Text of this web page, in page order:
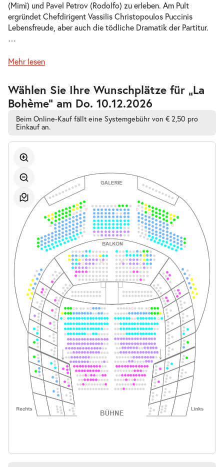
La Bohème-
19:30–21:45 Uhr
La Bohème
So.
La Bohème-
So.
27.12.2026
So. 27.12.2026
15:00–17:15 Uhr
Tickets
La Bohème-
Fr.
08.01.2027
Fr. 08.01.2027
19:30–21:45 Uhr
Tickets
La Bohème
(Mimì) und Pavel Petrov (Rodolfo) zu erleben. Am Pult
ergründet Chefdirigent Vassilis Christopoulos Puccinis
Lebensfreude, aber auch die tödliche Dramatik der Partitur.
…
Mehr lesen
Wählen Sie Ihre Wunschplätze für „La
Bohème” am Do. 10.12.2026
Beim Online-Kauf fällt eine Systemgebühr von € 2,50 pro
Einkauf an.
Zur
barrierefreien
automatischen
Bestplatzwahl